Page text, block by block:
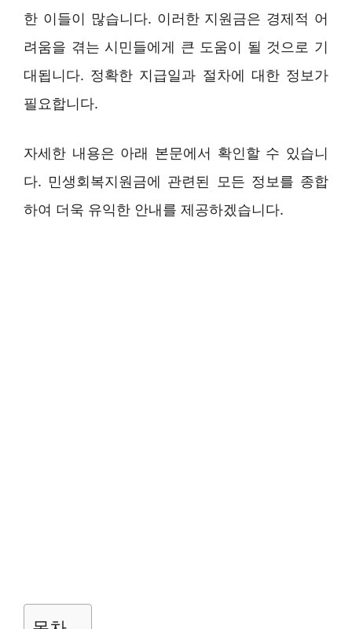
한 이들이 많습니다. 이러한 지원금은 경제적 어
려움을 겪는 시민들에게 큰 도움이 될 것으로 기
대됩니다. 정확한 지급일과 절차에 대한 정보가
필요합니다.
자세한 내용은 아래 본문에서 확인할 수 있습니
다. 민생회복지원금에 관련된 모든 정보를 종합
하여 더욱 유익한 안내를 제공하겠습니다.